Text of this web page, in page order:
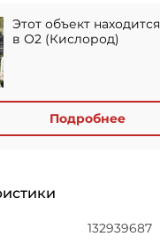
Этот объект находится
в О2 (Кислород)
Подробнее
132939687